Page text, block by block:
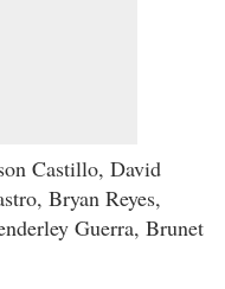
Castillo, David
Bryan Reyes,
Guerra, Brunet